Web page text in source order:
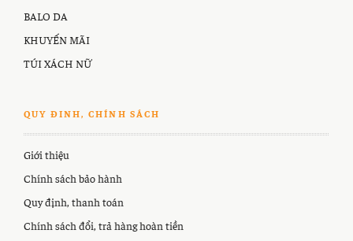
BALO DA
KHUYẾN MÃI
TÚI XÁCH NỮ
QUY ĐINH, CHÍNH SÁCH
Giới thiệu
Chính sách bảo hành
Quy định, thanh toán
Chính sách đổi, trả hàng hoàn tiền